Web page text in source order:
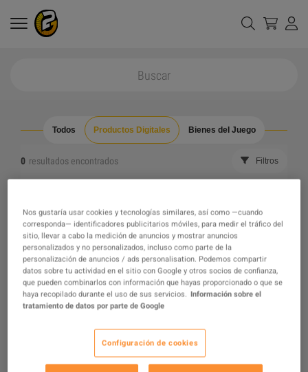
Todos Productos Digitales Bienes del Juego
0 resultados encontrados Filtros
The product you were looking for was not found, maybe
one of our recommendations will pique your interest
instead?
Nos gustaría usar cookies y tecnologías similares, así como —cuando
corresponda— identificadores publicitarios móviles, para medir el tráfico del
sitio, llevar a cabo la medición de anuncios y mostrar anuncios
personalizados y no personalizados, incluso como parte de la
personalización de anuncios / ads personalisation. Podemos compartir
datos sobre tu actividad en el sitio con Google y otros socios de confianza,
que pueden combinarlos con información que hayas proporcionado o que se
haya recopilado durante el uso de sus servicios. Información sobre el
tratamiento de datos por parte de Google
Configuración de cookies